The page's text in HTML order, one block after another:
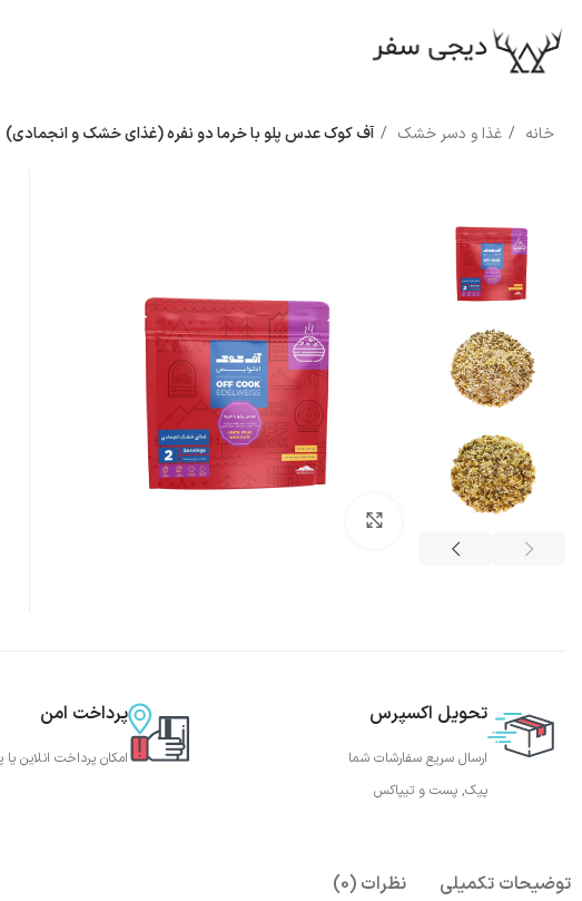
خانه غذا و دسر خشک آف کوک عدس پلو با خرما دو نفره (غذای خشک و انجمادی)
تحویل اکسپرس
ارسال سریع سفارشات شما
پیک, پست و تیپاکس
پرداخت امن
امکان پرداخت انلاین
توضیحات تکمیلی نظرات (0)